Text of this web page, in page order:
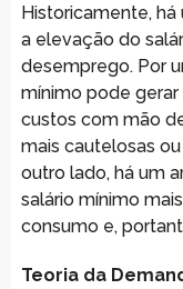
Historicamente,
a elevação do
desemprego. Por
mínimo pode
custos com mão
mais cautelosas
outro lado, há um
salário mínimo
consumo e,
Teoria da